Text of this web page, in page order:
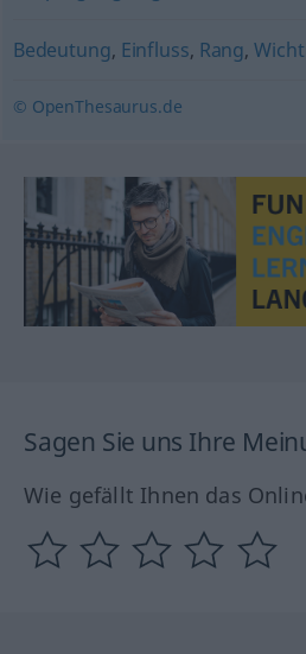
Bedeutung, Einfluss, Rang,
© OpenThesaurus.de
Sagen Sie uns Ihre
Wie gefällt Ihnen das